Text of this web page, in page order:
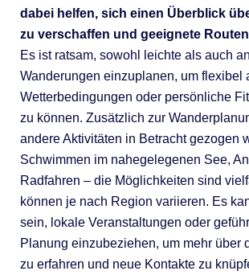
dabei helfen, sich einen Überblick
zu verschaffen und geeignete
Es ist ratsam, sowohl leichte als auch
Wanderungen einzuplanen, um flexibel
Wetterbedingungen oder persönliche
zu können. Zusätzlich zur
andere Aktivitäten in Betracht gezogen
Schwimmen im nahegelegenen See,
Radfahren – die Möglichkeiten sind
können je nach Region variieren. Es
sein, lokale Veranstaltungen oder
Planung einzubeziehen, um mehr über
zu erfahren und neue Kontakte zu